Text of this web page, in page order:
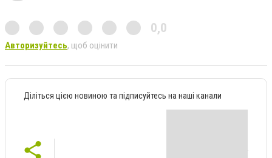
0,0
Авторизуйтесь, щоб оцінити
Діліться цією новиною та підписуйтесь на наші канали